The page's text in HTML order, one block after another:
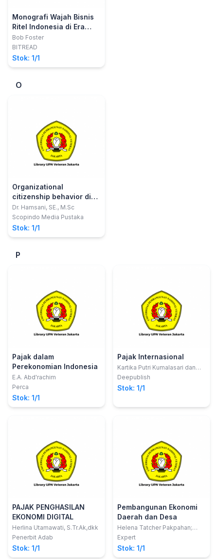
Monografi Wajah Bisnis
Ritel Indonesia di Era
Pandemi
Bob Foster
BITREAD
Stok: 1/1
O
Organizational
citizenship behavior di
bank syariah
Dr. Hamsani, SE., M.Sc
Scopindo Media Pustaka
Stok: 1/1
P
Pajak dalam
Perekonomian Indonesia
E.A. Abd'rachim
Perca
Stok: 1/1
Pajak Internasional
Kartika Putri Kumalasari dan
Nurlita Sukma Alfandia
Deepublish
Stok: 1/1
PAJAK PENGHASILAN
EKONOMI DIGITAL
Herlina Utamawati, S.Tr.Ak,dkk
Penerbit Adab
Stok: 1/1
Pembangunan Ekonomi
Daerah dan Desa
Helena Tatcher Pakpahan;
Yonge Liston Verwin
Sihombing
Expert
Stok: 1/1